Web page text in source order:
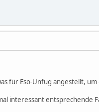
für Eso-Unfug angestellt,
interessant entsprechende